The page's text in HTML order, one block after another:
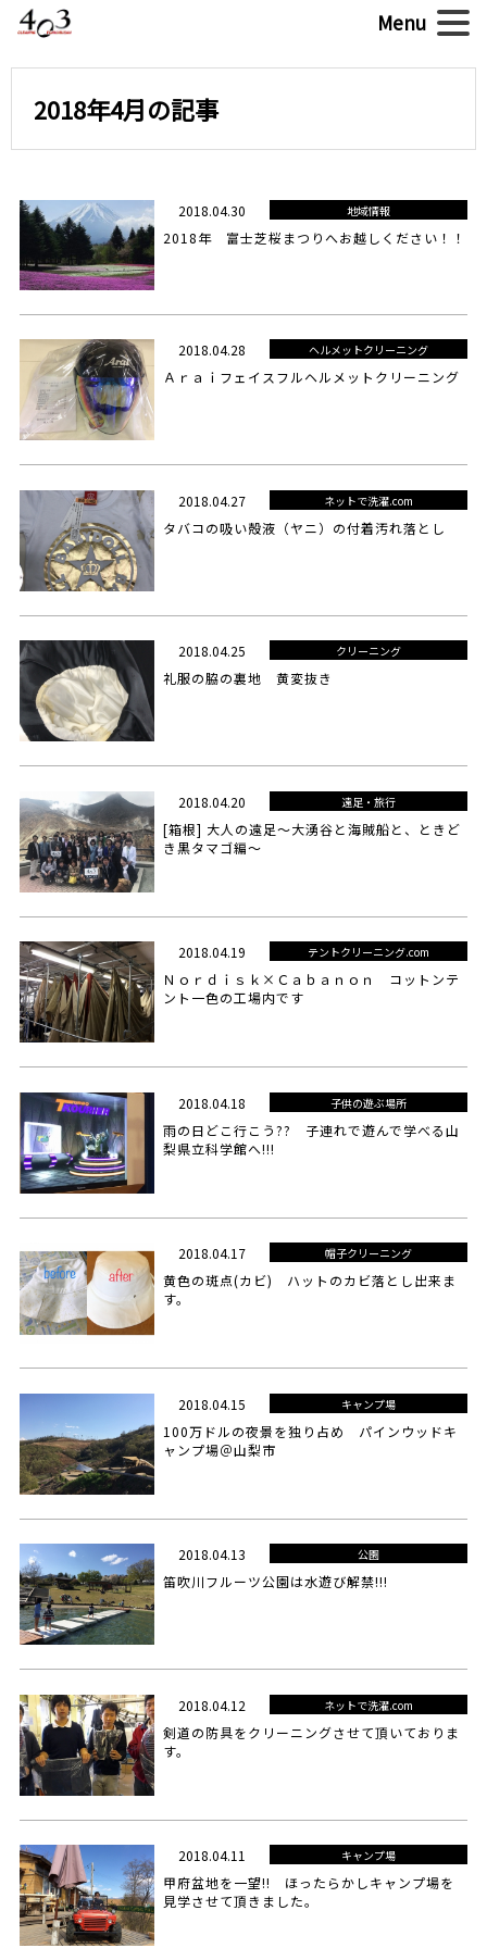
2018年4月の記事
2018.04.30 地域情報
2018年 富士芝桜まつりへお越しください！！
2018.04.28 ヘルメットクリーニング
Ａｒａｉフェイスフルヘルメットクリーニング
2018.04.27 ネットで洗濯.com
タバコの吸い殻液（ヤニ）の付着汚れ落とし
2018.04.25 クリーニング
礼服の脇の裏地 黄変抜き
2018.04.20 遠足・旅行
[箱根] 大人の遠足～大湧谷と海賊船と、ときど
き黒タマゴ編～
2018.04.19 テントクリーニング.com
Ｎｏｒｄｉｓｋ×Ｃａｂａｎｏｎ コットンテ
ント一色の工場内です
2018.04.18 子供の遊ぶ場所
雨の日どこ行こう?? 子連れで遊んで学べる山
梨県立科学館へ!!!
2018.04.17 帽子クリーニング
黄色の斑点(カビ) ハットのカビ落とし出来ま
す。
2018.04.15 キャンプ場
100万ドルの夜景を独り占め パインウッドキ
ャンプ場＠山梨市
2018.04.13 公園
笛吹川フルーツ公園は水遊び解禁!!!
2018.04.12 ネットで洗濯.com
剣道の防具をクリーニングさせて頂いておりま
す。
2018.04.11 キャンプ場
甲府盆地を一望!! ほったらかしキャンプ場を
見学させて頂きました。